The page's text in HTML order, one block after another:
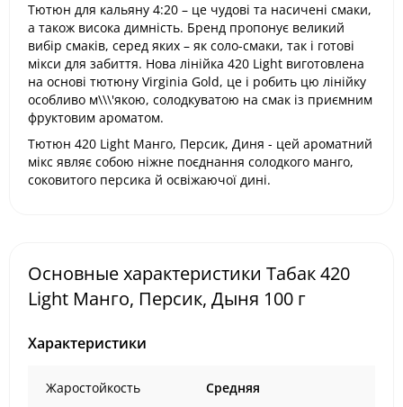
Тютюн для кальяну 4:20 – це чудові та насичені смаки,
а також висока димність. Бренд пропонує великий
вибір смаків, серед яких – як соло-смаки, так і готові
мікси для забиття. Нова лінійка 420 Light виготовлена ​​
на основі тютюну Virginia Gold, це і робить цю лінійку
особливо м\\\'якою, солодкуватою на смак із приємним
фруктовим ароматом.
Тютюн 420 Light Манго, Персик, Диня - цей ароматний
мікс являє собою ніжне поєднання солодкого манго,
соковитого персика й освіжаючої дині.
Основные характеристики Табак 420
Light Манго, Персик, Дыня 100 г
Характеристики
Жаростойкость Средняя